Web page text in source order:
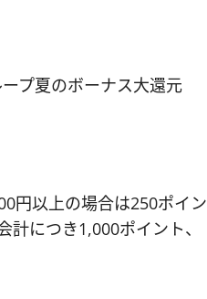
プ夏のボーナス大還元
円以上の場合は250ポイン
につき1,000ポイント、